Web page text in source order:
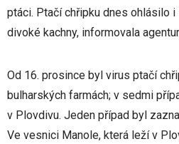
ptáci. Ptačí chřipku dnes ohlásilo
divoké kachny, informovala
Od 16. prosince byl virus ptačí
bulharských farmách; v sedmi
v Plovdivu. Jeden případ byl
Ve vesnici Manole, která leží v